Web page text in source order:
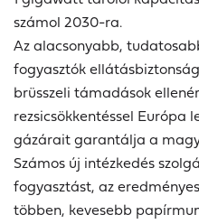
számol 2030-ra.
Az alacsonyabb,
fogyasztók
brüsszeli támadások
rezsicsökkentéssel
gázárait garantálja a
Számos új intézkedés
fogyasztást, az
többen, kevesebb